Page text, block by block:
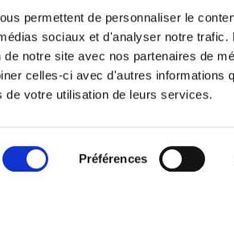
permettent de personnaliser le
sociaux et d'analyser notre
de notre site avec nos partenaires de
celles-ci avec d'autres informations
de votre utilisation de leurs services.
Préférences
FAQMentions légales
Découvrez aussi